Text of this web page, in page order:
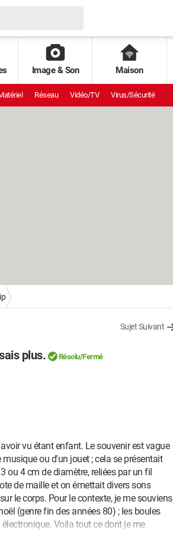
Image & Son Maison
Réseau Vidéo/TV Virus/Sécurité
Sujet Suivant
plus. Résolu/Fermé
vu étant enfant. Le souvenir est vague
ou d'un jouet ; cela se présentait
ou 4 cm de diamètre, reliées par un fil
de maille et on émettait divers sons
le corps. Pour le contexte, je me souviens
(genre fin des années 80) ; les boules
Voila tout ce dont je me